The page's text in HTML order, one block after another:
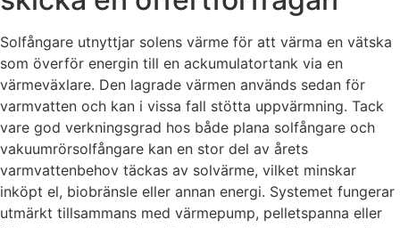
Solfångare utnyttjar solens värme för att värma en vätska
som överför energin till en ackumulatortank via en
värmeväxlare. Den lagrade värmen används sedan för
varmvatten och kan i vissa fall stötta uppvärmning. Tack
vare god verkningsgrad hos både plana solfångare och
vakuumrörsolfångare kan en stor del av årets
varmvattenbehov täckas av solvärme, vilket minskar
inköpt el, biobränsle eller annan energi. Systemet fungerar
utmärkt tillsammans med värmepump, pelletspanna eller